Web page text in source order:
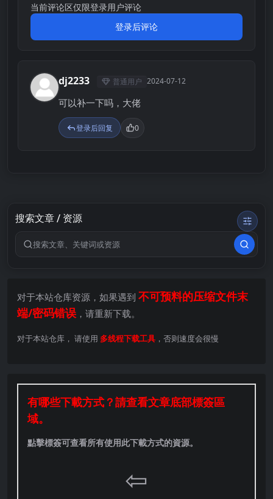
当前评论区仅限登录用户评论
登录后评论
D dj2233 普通用户 2024-07-12
可以补一下吗，大佬
登录后回复 0
搜索文章 / 资源
搜索关键词
对于本站仓库资源，如果遇到 不可预料的压缩文件末
端/密码错误 ，请重新下载。
对于本站仓库， 请使用 多线程下载工具 ，否则速度会很慢
有哪些下載方式？請查看文章底部標簽區
域。
點擊標簽可查看所有使用此下載方式的資源。
⇦